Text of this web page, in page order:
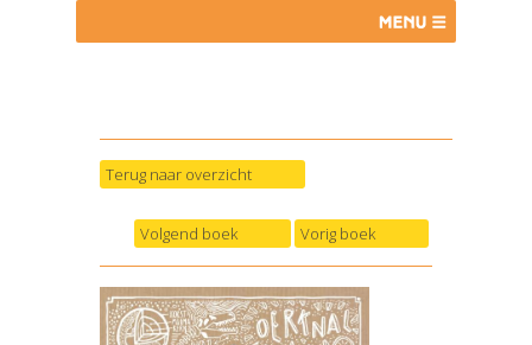
Terug naar overzicht
Volgend boek Vorig boek